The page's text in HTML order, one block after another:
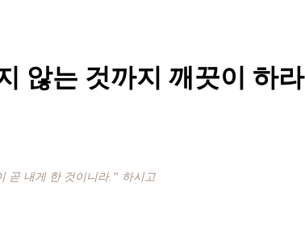
않는 것까지 깨끗이 하라
곧 내게 한 것이니라.” 하시고